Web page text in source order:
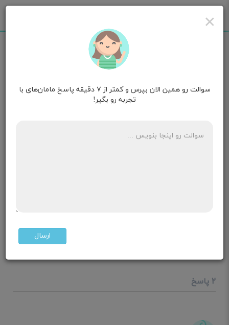
مامان آلاء سادات ۳ سالگی
تدریجی شروع کردم روزا زیاد شیر نمیدم فقط شبا عادت
۲ پاسخ
×
سوالت رو همین الان بپرس و کمتر از ۷ دقیقه پاسخ مامان‌های با
تجربه رو بگیر!
ارسال